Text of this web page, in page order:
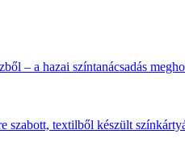
– a hazai színtanácsadás
szabott, textilből készült